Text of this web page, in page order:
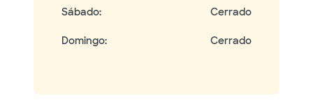
Sábado: Cerrado
Domingo: Cerrado